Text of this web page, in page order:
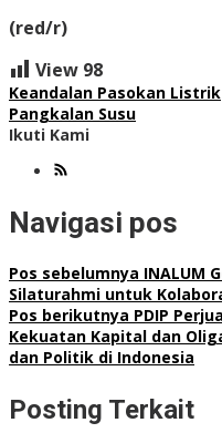
(red/r)
View 98
Keandalan Pasokan Listrik
Pangkalan Susu
Ikuti Kami
Navigasi pos
Pos sebelumnya INALUM
Silaturahmi untuk
Pos berikutnya PDIP
Kekuatan Kapital dan
dan Politik di Indonesia
Posting Terkait